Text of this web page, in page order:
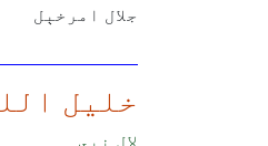
جلال امرخېل
خليل
لال نبي